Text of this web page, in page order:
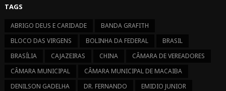
TAGS
ABRIGO DEUS E CARIDADE
BANDA GRAFITH
BLOCO DAS VIRGENS
BOLINHA DA FEDERAL
BRASIL
BRASÍLIA
CAJAZEIRAS CHINA
CÂMARA DE VEREADORES
CÂMARA MUNICIPAL
CÂMARA MUNICIPAL DE MACAIBA
DENILSON GADELHA
DR. FERNANDO
EMIDIO JUNIOR